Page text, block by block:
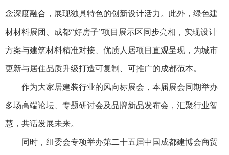
念深度融合，展现独具特色的创新设计活力。此外，绿色建
材材料展团、成都“好房子”项目展示区同步亮相，实现设计
方案与建筑材料精准对接、优质人居项目直观呈现，为城市
更新与居住品质升级打造可复制、可推广的成都范本。
作为大家居建装行业的风向标展会，本届展会同期举办
多场高端论坛、专题研讨会及品牌新品发布会，汇聚行业智
慧，共话发展未来。
同时，组委会专项举办第二十五届中国成都建博会商贸